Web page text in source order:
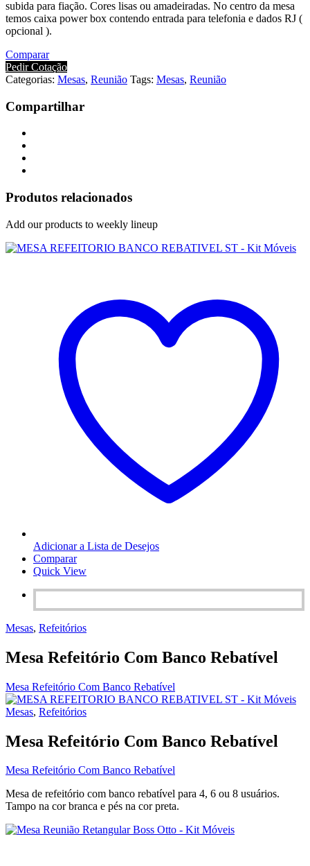
subida para fiação. Cores lisas ou amadeiradas. No centro da mesa
temos caixa power box contendo entrada para telefonia e dados RJ (
opcional ).
Comparar
Pedir Cotação
Categorias: Mesas, Reunião Tags: Mesas, Reunião
Compartilhar
Produtos relacionados
Add our products to weekly lineup
Adicionar a Lista de Desejos
Comparar
Quick View
Mesas, Refeitórios
Mesa Refeitório Com Banco Rebatível
Mesa Refeitório Com Banco Rebatível
Mesas, Refeitórios
Mesa Refeitório Com Banco Rebatível
Mesa Refeitório Com Banco Rebatível
Mesa de refeitório com banco rebatível para 4, 6 ou 8 usuários.
Tampo na cor branca e pés na cor preta.